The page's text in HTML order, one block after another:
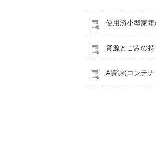
使用済小型家
資源とごみの
A資源(コンテ